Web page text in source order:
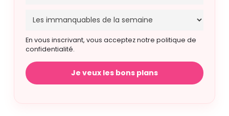
En vous inscrivant, vous acceptez notre politique de
confidentialité.